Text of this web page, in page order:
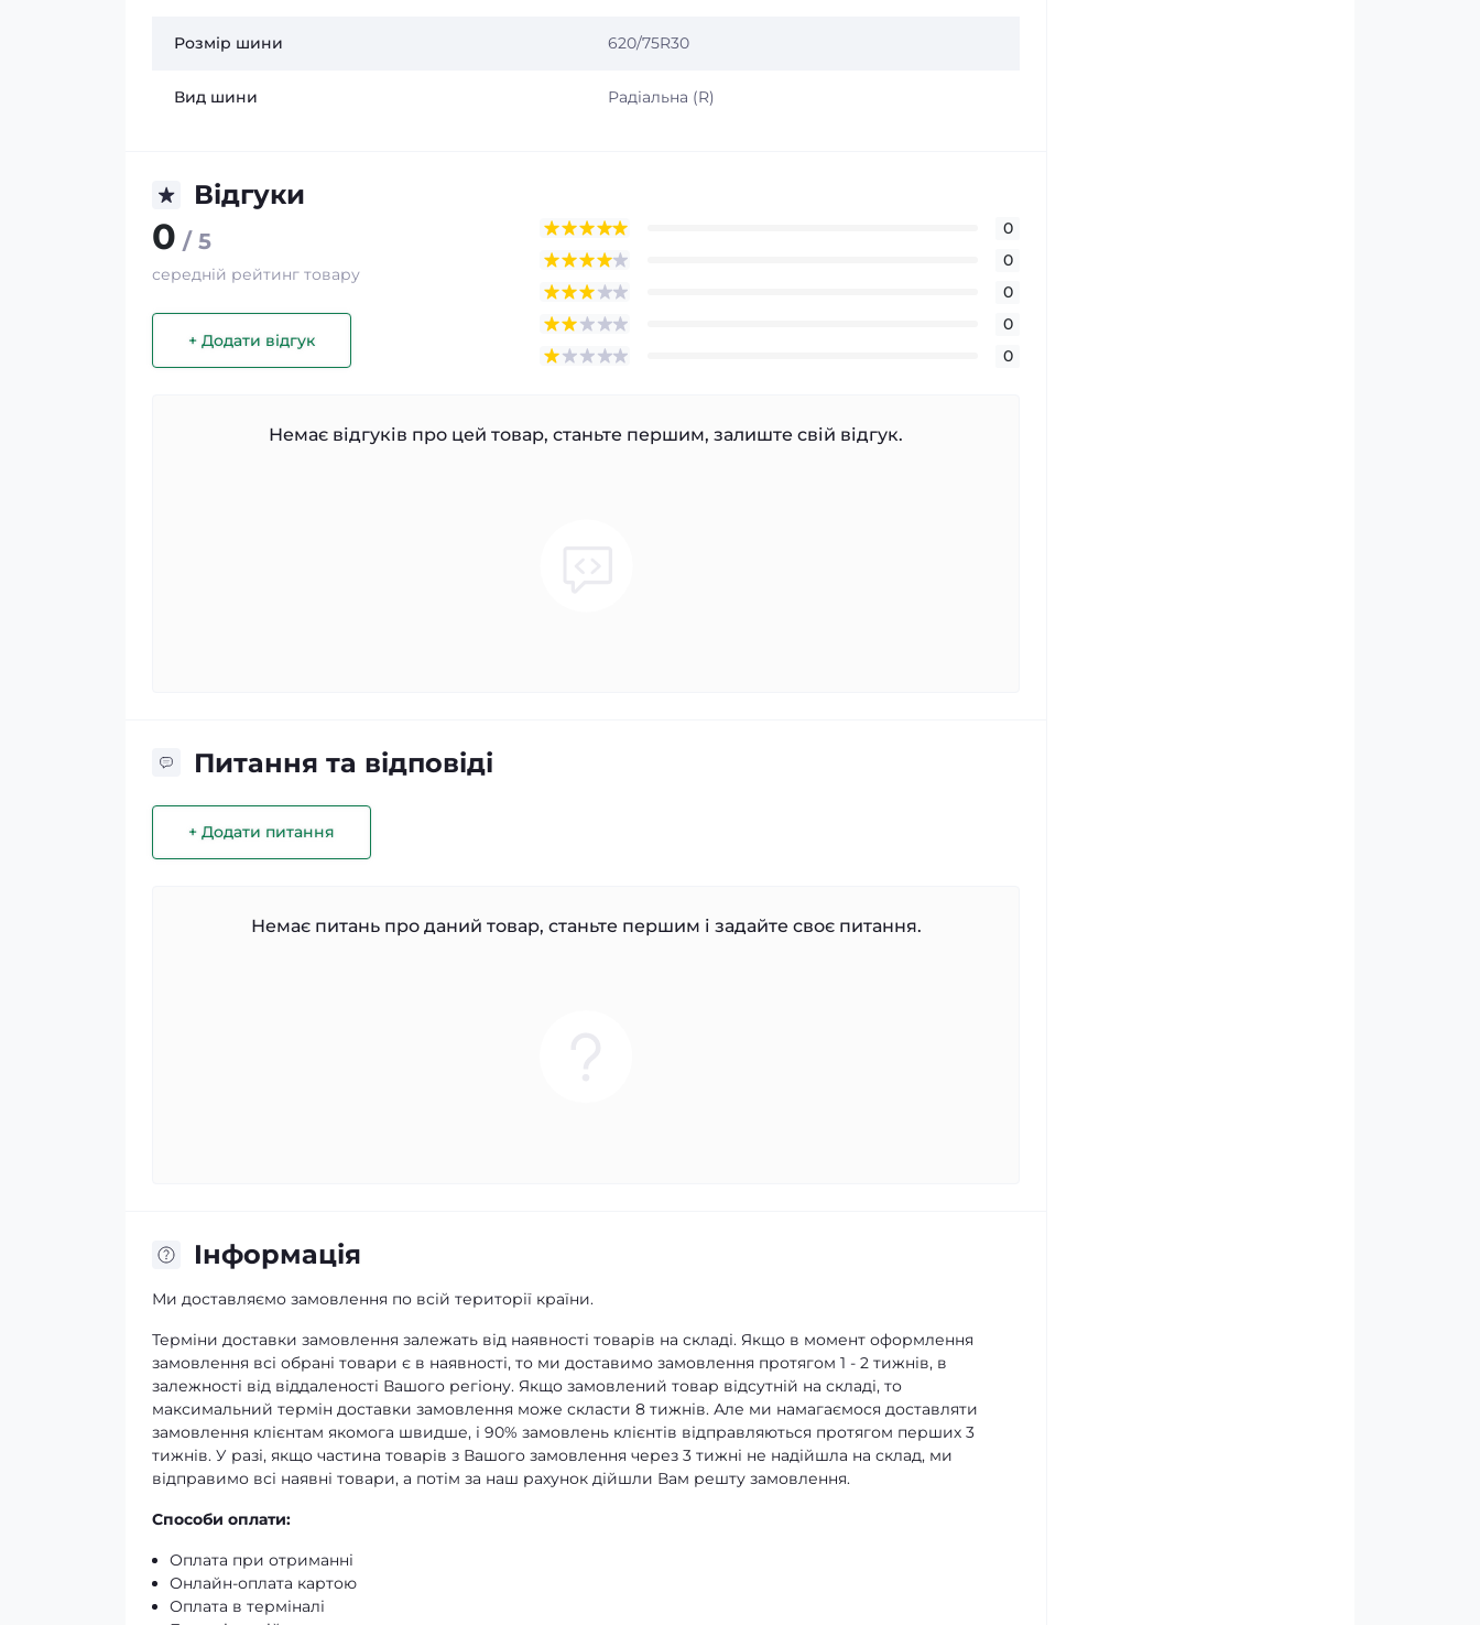
Розмір шини 620/75R30
Вид шини Радіальна (R)
Відгуки
0 / 5
середній рейтинг товару
+ Додати відгук
0
0
0
0
0
Немає відгуків про цей товар, станьте першим, залиште свій відгук.
Питання та відповіді
+ Додати питання
Немає питань про даний товар, станьте першим і задайте своє питання.
Iнформація
Ми доставляємо замовлення по всій території країни.
Терміни доставки замовлення залежать від наявності товарів на складі. Якщо в момент оформлення
замовлення всі обрані товари є в наявності, то ми доставимо замовлення протягом 1 - 2 тижнів, в
залежності від віддаленості Вашого регіону. Якщо замовлений товар відсутній на складі, то
максимальний термін доставки замовлення може скласти 8 тижнів. Але ми намагаємося доставляти
замовлення клієнтам якомога швидше, і 90% замовлень клієнтів відправляються протягом перших 3
тижнів. У разі, якщо частина товарів з Вашого замовлення через 3 тижні не надійшла на склад, ми
відправимо всі наявні товари, а потім за наш рахунок дійшли Вам решту замовлення.
Способи оплати:
Оплата при отриманні
Онлайн-оплата картою
Оплата в терміналі